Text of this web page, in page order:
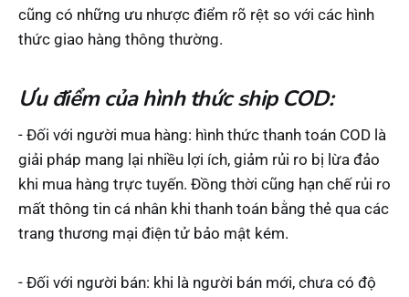
cũng có những ưu nhược điểm rõ rệt so với các hình
thức giao hàng thông thường.
Ưu điểm của hình thức ship COD:
- Đối với người mua hàng: hình thức thanh toán COD là
giải pháp mang lại nhiều lợi ích, giảm rủi ro bị lừa đảo
khi mua hàng trực tuyến. Đồng thời cũng hạn chế rủi ro
mất thông tin cá nhân khi thanh toán bằng thẻ qua các
trang thương mại điện tử bảo mật kém.
- Đối với người bán: khi là người bán mới, chưa có độ